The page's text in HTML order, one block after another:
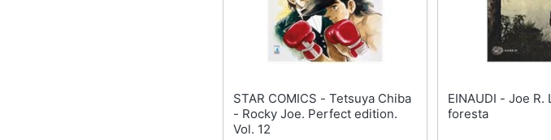
STAR COMICS - Tetsuya Chiba
- Rocky Joe. Perfect edition.
Vol. 12
EINAUDI - Joe R. Lansdale - La
foresta